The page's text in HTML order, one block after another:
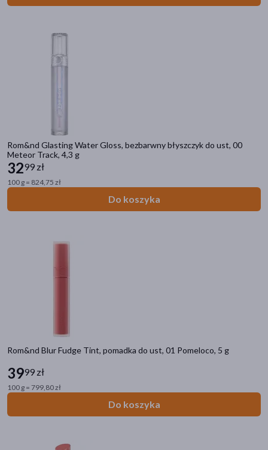
Rom&nd Glasting Water Gloss, bezbarwny błyszczyk do ust, 00
Meteor Track, 4,3 g
3299 zł
100 g = 824,75 zł
Do koszyka
Rom&nd Blur Fudge Tint, pomadka do ust, 01 Pomeloco, 5 g
3999 zł
100 g = 799,80 zł
Do koszyka